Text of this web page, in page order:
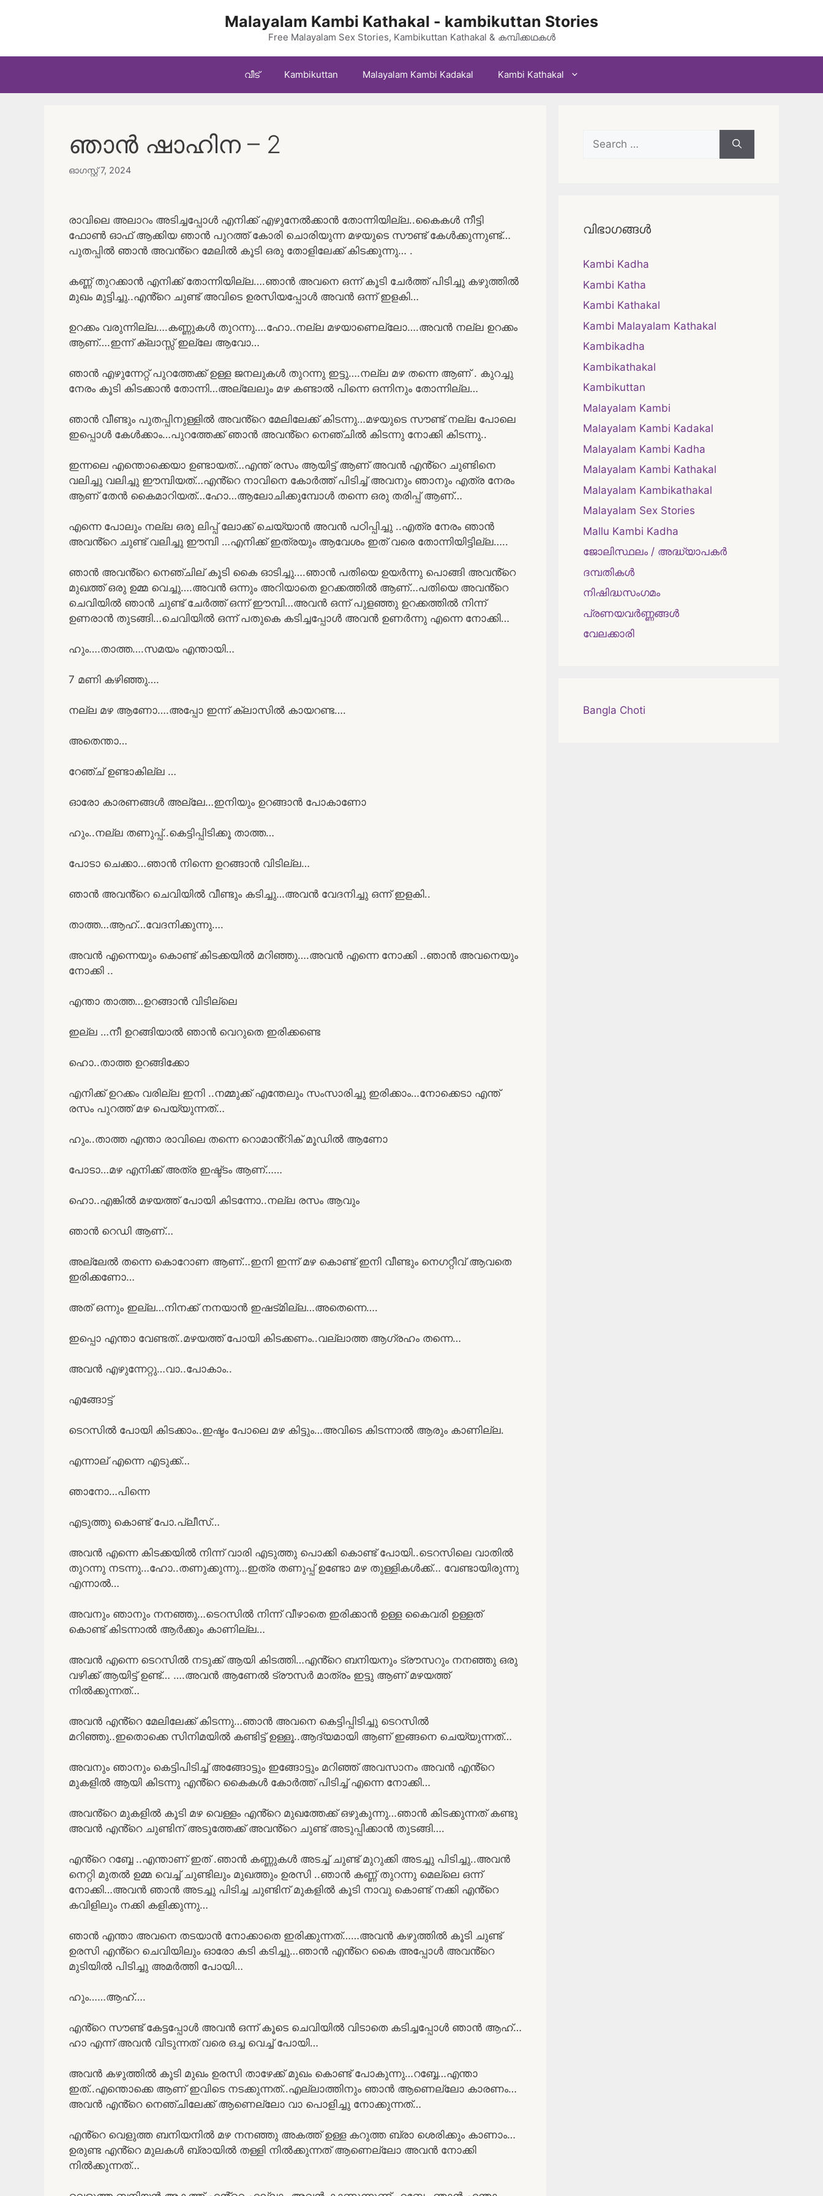
Malayalam Kambi Kathakal - kambikuttan Stories
Free Malayalam Sex Stories, Kambikuttan Kathakal & കമ്പിക്കഥകൾ
വീട് Kambikuttan Malayalam Kambi Kadakal Kambi Kathakal
ഞാൻ ഷാഹിന – 2
ഓഗസ്റ്റ്‌ 7, 2024
രാവിലെ അലാറം അടിച്ചപ്പോൾ എനിക്ക് എഴുനേൽക്കാൻ തോന്നിയില്ല..കൈകൾ നീട്ടി
ഫോൺ ഓഫ് ആക്കിയ ഞാൻ പുറത്ത് കോരി ചൊരിയുന്ന മഴയുടെ സൗണ്ട് കേൾക്കുന്നുണ്ട്…
പുതപ്പിൽ ഞാൻ അവൻ്റെ മേലിൽ കൂടി ഒരു തോളിലേക്ക് കിടക്കുന്നു… .
കണ്ണ് തുറക്കാൻ എനിക്ക് തോന്നിയില്ല….ഞാൻ അവനെ ഒന്ന് കൂടി ചേർത്ത് പിടിച്ചു കഴുത്തിൽ
മുഖം മുട്ടിച്ചു..എൻ്റെ ചുണ്ട് അവിടെ ഉരസിയപ്പോൾ അവൻ ഒന്ന് ഇളകി…
ഉറക്കം വരുന്നില്ല….കണ്ണുകൾ തുറന്നു….ഹോ..നല്ല മഴയാണെല്ലോ….അവൻ നല്ല ഉറക്കം
ആണ്….ഇന്ന് ക്ലാസ്സ് ഇല്ലേ ആവോ…
ഞാൻ എഴുന്നേറ്റ് പുറത്തേക്ക് ഉള്ള ജനലുകൾ തുറന്നു ഇട്ടു….നല്ല മഴ തന്നെ ആണ് . കുറച്ചു
നേരം കൂടി കിടക്കാൻ തോന്നി…അല്ലേലും മഴ കണ്ടാൽ പിന്നെ ഒന്നിനും തോന്നില്ല…
ഞാൻ വീണ്ടും പുതപ്പിനുള്ളിൽ അവൻ്റെ മേലിലേക്ക് കിടന്നു…മഴയുടെ സൗണ്ട് നല്ല പോലെ
ഇപ്പൊൾ കേൾക്കാം…പുറത്തേക്ക് ഞാൻ അവൻ്റെ നെഞ്ചിൽ കിടന്നു നോക്കി കിടന്നു..
ഇന്നലെ എന്തൊക്കെയാ ഉണ്ടായത്…എന്ത് രസം ആയിട്ട് ആണ് അവൻ എൻ്റെ ചുണ്ടിനെ
വലിച്ചു വലിച്ചു ഈമ്പിയത്…എൻ്റെ നാവിനെ കോർത്ത് പിടിച്ച് അവനും ഞാനും എത്ര നേരം
ആണ് തേൻ കൈമാറിയത്…ഹോ…ആലോചിക്കുമ്പോൾ തന്നെ ഒരു തരിപ്പ് ആണ്…
എന്നെ പോലും നല്ല ഒരു ലിപ്പ് ലോക്ക് ചെയ്യാൻ അവൻ പഠിപ്പിച്ചു ..എത്ര നേരം ഞാൻ
അവൻ്റെ ചുണ്ട് വലിച്ചു ഈമ്പി …എനിക്ക് ഇത്രയും ആവേശം ഇത് വരെ തോന്നിയിട്ടില്ല…..
ഞാൻ അവൻ്റെ നെഞ്ചില് കൂടി കൈ ഓടിച്ചു….ഞാൻ പതിയെ ഉയർന്നു പൊങ്ങി അവൻ്റെ
മുഖത്ത് ഒരു ഉമ്മ വെച്ചു….അവൻ ഒന്നും അറിയാതെ ഉറക്കത്തിൽ ആണ്…പതിയെ അവൻ്റെ
ചെവിയിൽ ഞാൻ ചുണ്ട് ചേർത്ത് ഒന്ന് ഈമ്പി…അവൻ ഒന്ന് പുളഞ്ഞു ഉറക്കത്തിൽ നിന്ന്
ഉണരാൻ തുടങ്ങി…ചെവിയിൽ ഒന്ന് പതുകെ കടിച്ചപ്പോൾ അവൻ ഉണർന്നു എന്നെ നോക്കി…
ഹും….താത്ത….സമയം എന്തായി…
7 മണി കഴിഞ്ഞു….
നല്ല മഴ ആണോ….അപ്പോ ഇന്ന് ക്ലാസിൽ കായറണ്ട….
അതെന്താ…
റേഞ്ച് ഉണ്ടാകില്ല …
ഓരോ കാരണങ്ങൾ അല്ലേ…ഇനിയും ഉറങ്ങാൻ പോകാണോ
ഹും..നല്ല തണുപ്പ്..കെട്ടിപ്പിടിക്കൂ താത്ത…
പോടാ ചെക്കാ…ഞാൻ നിന്നെ ഉറങ്ങാൻ വിടില്ല…
ഞാൻ അവൻ്റെ ചെവിയിൽ വീണ്ടും കടിച്ചു…അവൻ വേദനിച്ചു ഒന്ന് ഇളകി..
താത്ത…ആഹ്…വേദനിക്കുന്നു….
അവൻ എന്നെയും കൊണ്ട് കിടക്കയിൽ മറിഞ്ഞു….അവൻ എന്നെ നോക്കി ..ഞാൻ അവനെയും
നോക്കി ..
എന്താ താത്ത…ഉറങ്ങാൻ വിടില്ലെ
ഇല്ല …നീ ഉറങ്ങിയാൽ ഞാൻ വെറുതെ ഇരിക്കണ്ടെ
ഹൊ..താത്ത ഉറങ്ങിക്കോ
എനിക്ക് ഉറക്കം വരില്ല ഇനി ..നമ്മുക്ക് എന്തേലും സംസാരിച്ചു ഇരിക്കാം…നോക്കെടാ എന്ത്
രസം പുറത്ത് മഴ പെയ്യുന്നത്…
ഹും..താത്ത എന്താ രാവിലെ തന്നെ റൊമാൻ്റിക് മൂഡിൽ ആണോ
പോടാ…മഴ എനിക്ക് അത്ര ഇഷ്ട്ടം ആണ്……
ഹൊ..എങ്കിൽ മഴയത്ത് പോയി കിടന്നോ..നല്ല രസം ആവും
ഞാൻ റെഡി ആണ്…
അല്ലേൽ തന്നെ കൊറോണ ആണ്…ഇനി ഇന്ന് മഴ കൊണ്ട് ഇനി വീണ്ടും നെഗറ്റീവ് ആവതെ
ഇരിക്കണോ…
അത് ഒന്നും ഇല്ല…നിനക്ക് നനയാൻ ഇഷട്മില്ല…അതെന്നെ….
ഇപ്പൊ എന്താ വേണ്ടത്..മഴയത്ത് പോയി കിടക്കണം..വല്ലാത്ത ആഗ്രഹം തന്നെ…
അവൻ എഴുന്നേറ്റു…വാ..പോകാം..
എങ്ങോട്ട്
ടെറസിൽ പോയി കിടക്കാം..ഇഷ്ടം പോലെ മഴ കിട്ടും…അവിടെ കിടന്നാൽ ആരും കാണില്ല.
എന്നാല് എന്നെ എടുക്ക്…
ഞാനോ…പിന്നെ
എടുത്തു കൊണ്ട് പോ.പ്ലീസ്…
അവൻ എന്നെ കിടക്കയിൽ നിന്ന് വാരി എടുത്തു പൊക്കി കൊണ്ട് പോയി..ടെറസിലെ വാതിൽ
തുറന്നു നടന്നു…ഹോ..തണുക്കുന്നു…ഇത്ര തണുപ്പ് ഉണ്ടോ മഴ തുള്ളികൾക്ക്… വേണ്ടായിരുന്നു
എന്നാൽ…
അവനും ഞാനും നനഞ്ഞു…ടെറസിൽ നിന്ന് വീഴാതെ ഇരിക്കാൻ ഉള്ള കൈവരി ഉള്ളത്
കൊണ്ട് കിടന്നാൽ ആർക്കും കാണില്ല…
അവൻ എന്നെ ടെറസിൽ നടുക്ക് ആയി കിടത്തി…എൻ്റെ ബനിയനും ട്രൗസറും നനഞ്ഞു ഒരു
വഴിക്ക് ആയിട്ട് ഉണ്ട്… ….അവൻ ആണേൽ ട്രൗസർ മാത്രം ഇട്ടു ആണ് മഴയത്ത്
നിൽക്കുന്നത്…
അവൻ എൻ്റെ മേലിലേക്ക് കിടന്നു…ഞാൻ അവനെ കെട്ടിപ്പിടിച്ചു ടെറസിൽ
മറിഞ്ഞു..ഇതൊക്കെ സിനിമയിൽ കണ്ടിട്ട് ഉള്ളൂ..ആദ്യമായി ആണ് ഇങ്ങനെ ചെയ്യുന്നത്…
അവനും ഞാനും കെട്ടിപിടിച്ച് അങ്ങോട്ടും ഇങ്ങോട്ടും മറിഞ്ഞ് അവസാനം അവൻ എൻ്റെ
മുകളിൽ ആയി കിടന്നു എൻ്റെ കൈകൾ കോർത്ത് പിടിച്ച് എന്നെ നോക്കി…
അവൻ്റെ മുകളിൽ കൂടി മഴ വെള്ളം എൻ്റെ മുഖത്തേക്ക് ഒഴുകുന്നു…ഞാൻ കിടക്കുന്നത് കണ്ടു
അവൻ എൻ്റെ ചുണ്ടിന് അടുത്തേക്ക് അവൻ്റെ ചുണ്ട് അടുപ്പിക്കാൻ തുടങ്ങി….
എൻ്റെ റബ്ബേ ..എന്താണ് ഇത് .ഞാൻ കണ്ണുകൾ അടച്ച് ചുണ്ട് മുറുക്കി അടച്ചു പിടിച്ചു..അവൻ
നെറ്റി മുതൽ ഉമ്മ വെച്ച് ചുണ്ടിലും മുഖത്തും ഉരസി ..ഞാൻ കണ്ണ് തുറന്നു മെല്ലെ ഒന്ന്
നോക്കി…അവൻ ഞാൻ അടച്ചു പിടിച്ച ചുണ്ടിന് മുകളിൽ കൂടി നാവു കൊണ്ട് നക്കി എൻ്റെ
കവിളിലും നക്കി കളിക്കുന്നു…
ഞാൻ എന്താ അവനെ തടയാൻ നോക്കാതെ ഇരിക്കുന്നത്……അവൻ കഴുത്തിൽ കൂടി ചുണ്ട്
ഉരസി എൻ്റെ ചെവിയിലും ഓരോ കടി കടിച്ചു…ഞാൻ എൻ്റെ കൈ അപ്പോൾ അവൻ്റെ
മുടിയിൽ പിടിച്ചു അമർത്തി പോയി…
ഹും……ആഹ്….
എൻ്റെ സൗണ്ട് കേട്ടപ്പോൾ അവൻ ഒന്ന് കൂടെ ചെവിയിൽ വിടാതെ കടിച്ചപ്പോൾ ഞാൻ ആഹ്…
ഹാ എന്ന് അവൻ വിടുന്നത് വരെ ഒച്ച വെച്ച് പോയി…
അവൻ കഴുത്തിൽ കൂടി മുഖം ഉരസി താഴേക്ക് മുഖം കൊണ്ട് പോകുന്നു…റബ്ബേ…എന്താ
ഇത്..എന്തൊക്കെ ആണ് ഇവിടെ നടക്കുന്നത്..എല്ലാത്തിനും ഞാൻ ആണെല്ലോ കാരണം…
അവൻ എൻ്റെ നെഞ്ചിലേക്ക് ആണെല്ലോ വാ പൊളിച്ചു നോക്കുന്നത്…
എൻ്റെ വെളുത്ത ബനിയനിൽ മഴ നനഞ്ഞു അകത്ത് ഉള്ള കറുത്ത ബ്രാ ശെരിക്കും കാണാം…
ഉരുണ്ട എൻ്റെ മുലകൾ ബ്രായിൽ തള്ളി നിൽക്കുന്നത് ആണെല്ലോ അവൻ നോക്കി
നിൽക്കുന്നത്…
Search
for:
വിഭാഗങ്ങൾ
Kambi Kadha
Kambi Katha
Kambi Kathakal
Kambi Malayalam Kathakal
Kambikadha
Kambikathakal
Kambikuttan
Malayalam Kambi
Malayalam Kambi Kadakal
Malayalam Kambi Kadha
Malayalam Kambi Kathakal
Malayalam Kambikathakal
Malayalam Sex Stories
Mallu Kambi Kadha
ജോലിസ്ഥലം / അദ്ധ്യാപകർ
ദമ്പതികള്‍
നിഷിദ്ധസംഗമം
പ്രണയവർണ്ണങ്ങൾ
വേലക്കാരി
Bangla Choti